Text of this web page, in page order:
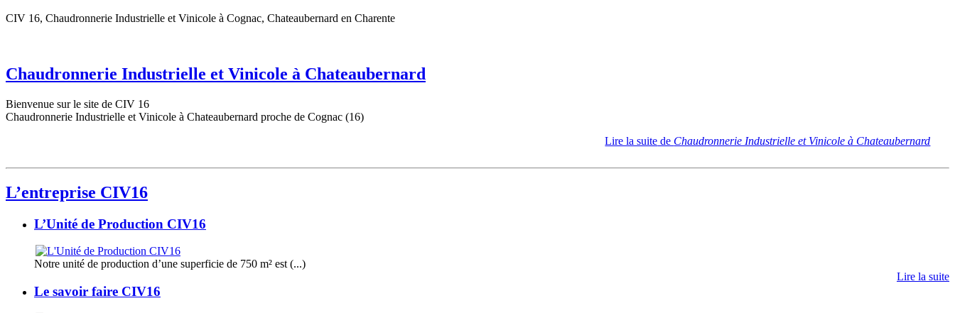
CIV 16, Chaudronnerie Industrielle et Vinicole à Cognac, Chateaubernard en Charente
Chaudronnerie Industrielle et Vinicole à Chateaubernard
Bienvenue sur le site de CIV 16
Chaudronnerie Industrielle et Vinicole à Chateaubernard proche de Cognac (16)
Lire la suite de Chaudronnerie Industrielle et Vinicole à Chateaubernard
L’entreprise CIV16
L’Unité de Production CIV16
Notre unité de production d’une superficie de 750 m² est (...)
Lire la suite
Le savoir faire CIV16